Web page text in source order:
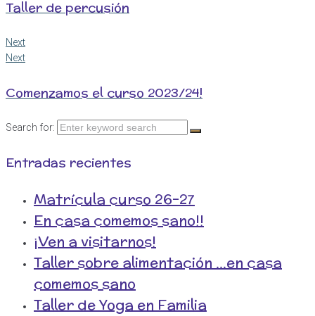
Taller de percusión
Next
Next
Comenzamos el curso 2023/24!
Search for:
Entradas recientes
Matrícula curso 26-27
En casa comemos sano!!
¡Ven a visitarnos!
Taller sobre alimentación …en casa
comemos sano
Taller de Yoga en Familia